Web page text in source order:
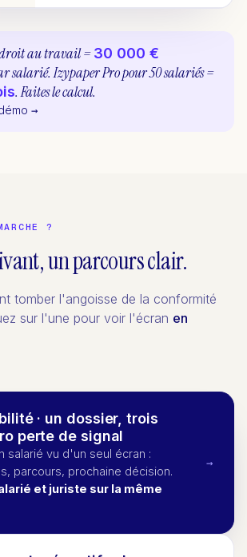
au travail =30 000 €
salarié. Izypaper Pro pour 50 salariés =
.Faites le calcul.
→
?
un parcours clair.
tomber l'angoisse de la conformité
sur l'une pour voir l'écran en
· un dossier, trois
perte de signal
salarié vu d'un seul écran :
parcours, prochaine décision.
et juriste sur la même
→